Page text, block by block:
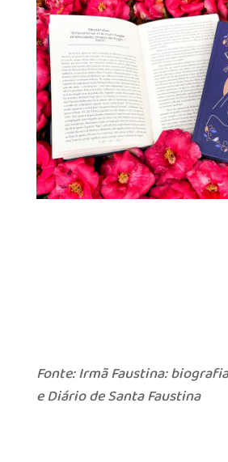
Fonte: Irmã Faustina:
e Diário de Santa Faustina